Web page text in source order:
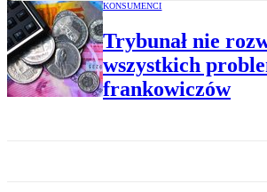
KONSUMENCI
Trybunał nie
wszystkich
frankowiczów